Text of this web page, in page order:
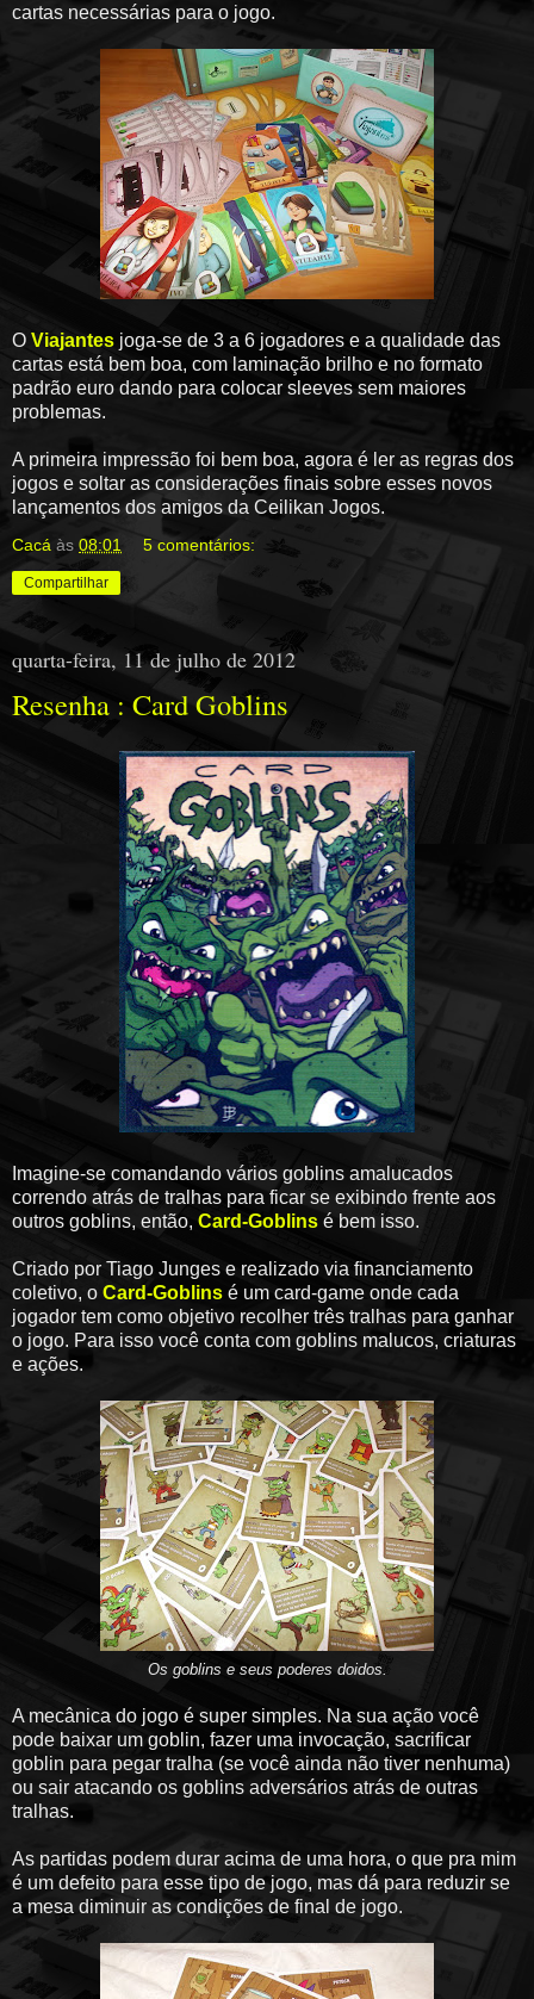
cartas necessárias para o jogo.
O Viajantes joga-se de 3 a 6 jogadores e a qualidade das
cartas está bem boa, com laminação brilho e no formato
padrão euro dando para colocar sleeves sem maiores
problemas.
A primeira impressão foi bem boa, agora é ler as regras dos
jogos e soltar as considerações finais sobre esses novos
lançamentos dos amigos da Ceilikan Jogos.
Cacá às 08:01 5 comentários:
Compartilhar
quarta-feira, 11 de julho de 2012
Resenha : Card Goblins
Imagine-se comandando vários goblins amalucados
correndo atrás de tralhas para ficar se exibindo frente aos
outros goblins, então, Card-Goblins é bem isso.
Criado por Tiago Junges e realizado via financiamento
coletivo, o Card-Goblins é um card-game onde cada
jogador tem como objetivo recolher três tralhas para ganhar
o jogo. Para isso você conta com goblins malucos, criaturas
e ações.
Os goblins e seus poderes doidos.
A mecânica do jogo é super simples. Na sua ação você
pode baixar um goblin, fazer uma invocação, sacrificar
goblin para pegar tralha (se você ainda não tiver nenhuma)
ou sair atacando os goblins adversários atrás de outras
tralhas.
As partidas podem durar acima de uma hora, o que pra mim
é um defeito para esse tipo de jogo, mas dá para reduzir se
a mesa diminuir as condições de final de jogo.